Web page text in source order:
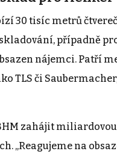
30 tisíc metrů
případně
nájemci. Patří
TLS či
zahájit
„Reagujeme na